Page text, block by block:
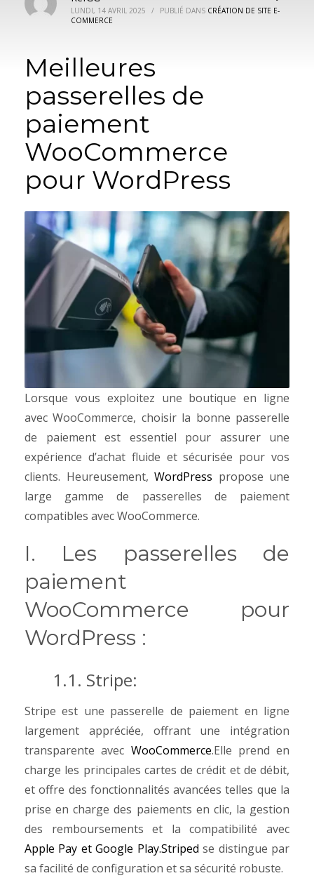
LUNDI, 14 AVRIL 2025 / PUBLIÉ DANS CRÉATION DE SITE E-
COMMERCE
Meilleures
passerelles de
paiement
WooCommerce
pour WordPress
Lorsque vous exploitez une boutique en ligne
avec WooCommerce, choisir la bonne passerelle
de paiement est essentiel pour assurer une
expérience d’achat fluide et sécurisée pour vos
clients. Heureusement, WordPress propose une
large gamme de passerelles de paiement
compatibles avec WooCommerce.
I. Les passerelles de
paiement
WooCommerce pour
WordPress :
1.1. Stripe:
Stripe est une passerelle de paiement en ligne
largement appréciée, offrant une intégration
transparente avec WooCommerce.Elle prend en
charge les principales cartes de crédit et de débit,
et offre des fonctionnalités avancées telles que la
prise en charge des paiements en clic, la gestion
des remboursements et la compatibilité avec
Apple Pay et Google Play.Striped se distingue par
sa facilité de configuration et sa sécurité robuste.